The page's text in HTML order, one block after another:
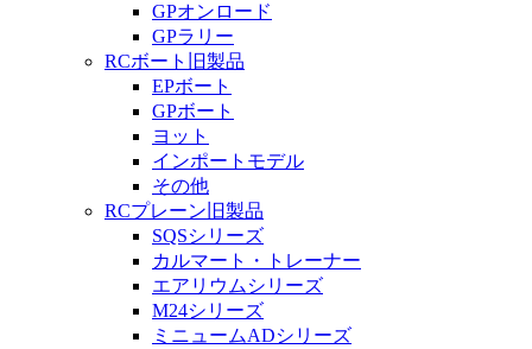
GPオンロード
GPラリー
RCボート旧製品
EPボート
GPボート
ヨット
インポートモデル
その他
RCプレーン旧製品
SQSシリーズ
カルマート・トレーナー
エアリウムシリーズ
M24シリーズ
ミニュームADシリーズ